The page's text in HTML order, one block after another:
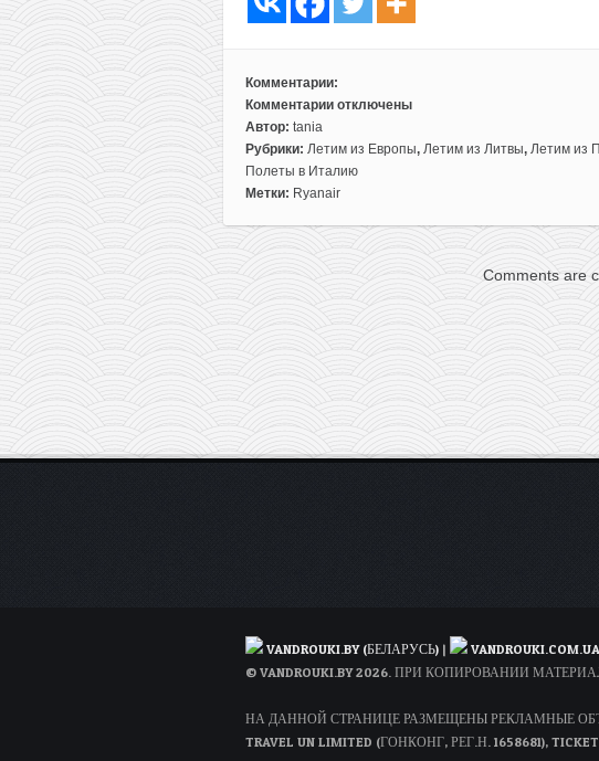
Комментарии:
Комментарии
к
записи
Летим
в
за
туда-
обратно
или
Варшавы
с
по
отключены
Автор: tania
Рубрики: Летим из Европы, Летим из Литвы, Летим из
Полеты в Италию
Метки: Ryanair
Comments are
VANDROUKI.BY (БЕЛАРУСЬ) |
© VANDROUKI.BY 2026. ПРИ КОПИРОВАНИИ
НА ДАННОЙ СТРАНИЦЕ РАЗМЕЩЕНЫ РЕКЛАМНЫЕ
TRAVEL UN LIMITED (ГОНКОНГ, РЕГ.Н. 1658681),